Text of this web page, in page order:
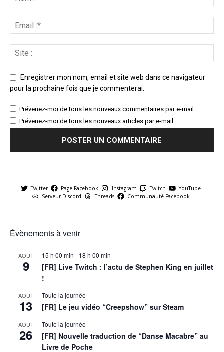
Enregistrer mon nom, email et site web dans ce navigateur
pour la prochaine fois que je commenterai.
Prévenez-moi de tous les nouveaux commentaires par e-mail.
Prévenez-moi de tous les nouveaux articles par e-mail.
Twitter Page Facebook Instagram Twitch
YouTube
Serveur Discord
Threads Communauté Facebook
Évènements à venir
AOÛT
9
15 h 00 min - 18 h 00 min
[FR] Live Twitch : l’actu de Stephen King en juillet
!
AOÛT
13
Toute la journée
[FR] Le jeu vidéo “Creepshow” sur Steam
AOÛT
26
Toute la journée
[FR] Nouvelle traduction de “Danse Macabre” au
Livre de Poche